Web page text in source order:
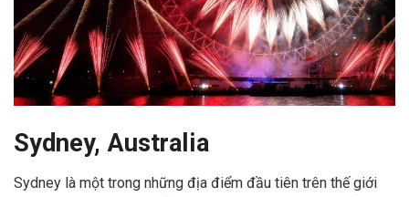
Sydney, Australia
Sydney là một trong những địa điểm đầu tiên trên thế giới